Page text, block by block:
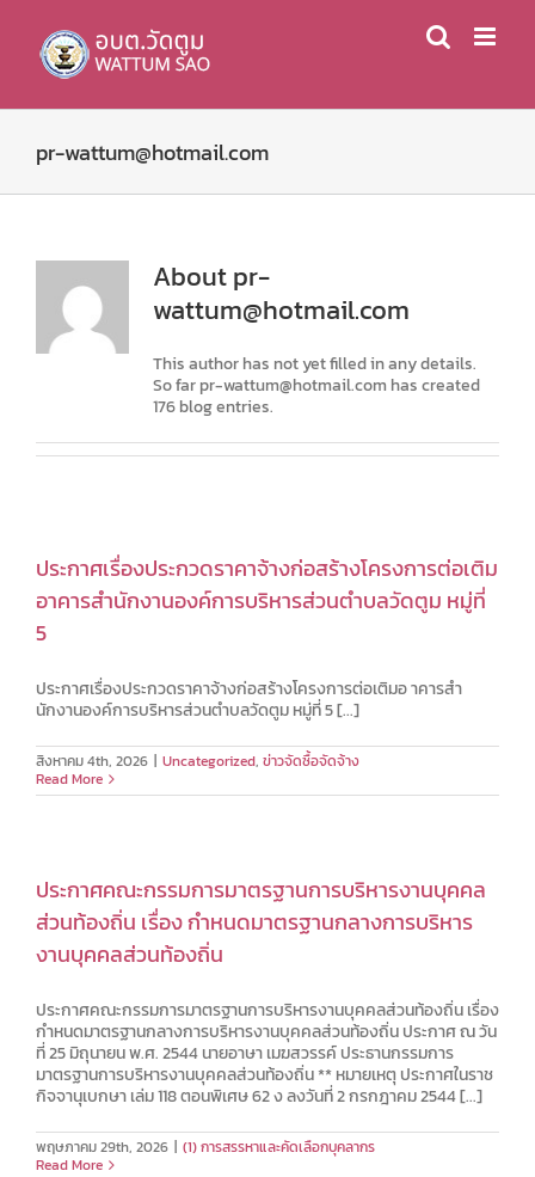
content
pr-wattum@hotmail.com
Aboutpr-
wattum@hotmail.com
This author has not yet filled in any details.
So far pr-wattum@hotmail.com has created
176 blog entries.
ประกาศเรื่องประกวดราคาจ้างก่อสร้างโครงการต่อเติม
อาคารสำนักงานองค์การบริหารส่วนตำบลวัดตูม หมู่ที่
5
ประกาศเรื่องประกวดราคาจ้างก่อสร้างโครงการต่อเติมอ าคารสำ
นักงานองค์การบริหารส่วนตำบลวัดตูม หมู่ที่ 5 [...]
สิงหาคม 4th, 2026 | Uncategorized, ข่าวจัดซื้อจัดจ้าง
Read More
ประกาศคณะกรรมการมาตรฐานการบริหารงานบุคคล
ส่วนท้องถิ่น เรื่อง กำหนดมาตรฐานกลางการบริหาร
งานบุคคลส่วนท้องถิ่น
ประกาศคณะกรรมการมาตรฐานการบริหารงานบุคคลส่วนท้องถิ่น เรื่อง
กำหนดมาตรฐานกลางการบริหารงานบุคคลส่วนท้องถิ่น ประกาศ ณ วัน
ที่ 25 มิถุนายน พ.ศ. 2544 นายอาษา เมฆสวรรค์ ประธานกรรมการ
มาตรฐานการบริหารงานบุคคลส่วนท้องถิ่น ** หมายเหตุ ประกาศในราช
กิจจานุเบกษา เล่ม 118 ตอนพิเศษ 62 ง ลงวันที่ 2 กรกฎาคม 2544 [...]
พฤษภาคม 29th, 2026 | (1) การสรรหาและคัดเลือกบุคลากร
Read More